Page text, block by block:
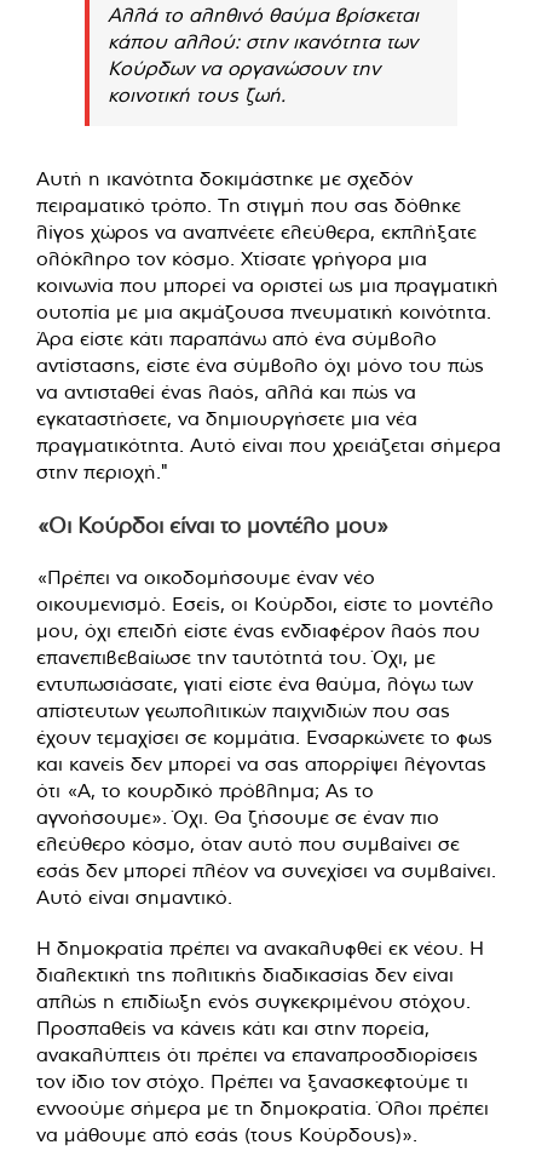
Αλλά το αληθινό θαύμα βρίσκεται
κάπου αλλού: στην ικανότητα των
Κούρδων να οργανώσουν την
κοινοτική τους ζωή.
Αυτή η ικανότητα δοκιμάστηκε με σχεδόν
πειραματικό τρόπο. Τη στιγμή που σας δόθηκε
λίγος χώρος να αναπνέετε ελεύθερα, εκπλήξατε
ολόκληρο τον κόσμο. Χτίσατε γρήγορα μια
κοινωνία που μπορεί να οριστεί ως μια πραγματική
ουτοπία με μια ακμάζουσα πνευματική κοινότητα.
Άρα είστε κάτι παραπάνω από ένα σύμβολο
αντίστασης, είστε ένα σύμβολο όχι μόνο του πώς
να αντισταθεί ένας λαός, αλλά και πώς να
εγκαταστήσετε, να δημιουργήσετε μια νέα
πραγματικότητα. Αυτό είναι που χρειάζεται σήμερα
στην περιοχή."
«Οι Κούρδοι είναι το μοντέλο μου»
«Πρέπει να οικοδομήσουμε έναν νέο
οικουμενισμό. Εσείς, οι Κούρδοι, είστε το μοντέλο
μου, όχι επειδή είστε ένας ενδιαφέρον λαός που
επανεπιβεβαίωσε την ταυτότητά του. Όχι, με
εντυπωσιάσατε, γιατί είστε ένα θαύμα, λόγω των
απίστευτων γεωπολιτικών παιχνιδιών που σας
έχουν τεμαχίσει σε κομμάτια. Ενσαρκώνετε το φως
και κανείς δεν μπορεί να σας απορρίψει λέγοντας
ότι «Α, το κουρδικό πρόβλημα; Ας το
αγνοήσουμε». Όχι. Θα ζήσουμε σε έναν πιο
ελεύθερο κόσμο, όταν αυτό που συμβαίνει σε
εσάς δεν μπορεί πλέον να συνεχίσει να συμβαίνει.
Αυτό είναι σημαντικό.
Η δημοκρατία πρέπει να ανακαλυφθεί εκ νέου. Η
διαλεκτική της πολιτικής διαδικασίας δεν είναι
απλώς η επιδίωξη ενός συγκεκριμένου στόχου.
Προσπαθείς να κάνεις κάτι και στην πορεία,
ανακαλύπτεις ότι πρέπει να επαναπροσδιορίσεις
τον ίδιο τον στόχο. Πρέπει να ξανασκεφτούμε τι
εννοούμε σήμερα με τη δημοκρατία. Όλοι πρέπει
να μάθουμε από εσάς (τους Κούρδους)».